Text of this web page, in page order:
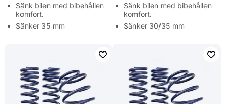
Sänk bilen med bibehållen
komfort.
Sänker 35 mm
Sänk bilen med bibehållen
komfort.
Sänker 30/35 mm